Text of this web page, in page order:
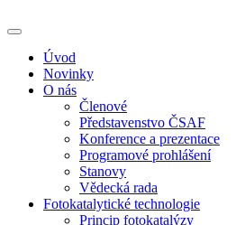
Úvod
Novinky
O nás
Členové
Představenstvo ČSAF
Konference a prezentace
Programové prohlášení
Stanovy
Vědecká rada
Fotokatalytické technologie
Princip fotokatalýzy